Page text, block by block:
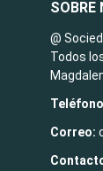
SOBRE
@
Todos
Correo: